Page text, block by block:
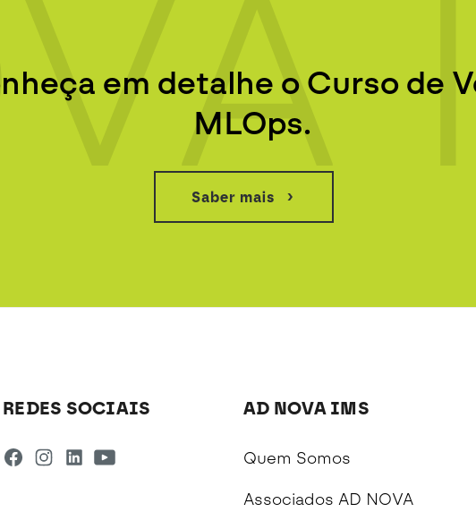
em detalhe o Curso de
MLOps.
Saber mais
REDES SOCIAIS AD NOVA IMS
Quem Somos
Associados AD NOVA